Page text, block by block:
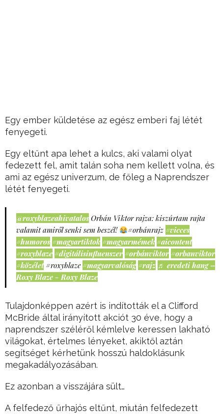
Egy ember küldetése az egész emberi faj létét
fenyegeti.
Egy eltűnt apa lehet a kulcs, aki valami olyat
fedezett fel, amit talán soha nem kellett volna, és
ami az egész univerzum, de főleg a Naprendszer
létét fenyegeti.
@roxyblazeahivatalos Orbán Viktor rajza: kiszúrtam rajta
valamit amiről senki sem beszél!
#orbánrajz #vicces
#humoros #magyartiktok #magyarmémek #aicontent
#roxyblaze #digitálisinfluenszer #orbánviktor #orbanviktor
#közélet #roxyblaze #magyarvalóság #rajz ♬ eredeti hang –
Roxy Blaze - Roxy Blaze
Tulajdonképpen azért is indították el a Clifford
McBride által irányított akciót 30 éve, hogy a
naprendszer széléről kémlelve keressen lakható
világokat, értelmes lényeket, akiktől aztán
segítséget kérhetünk hosszú haldoklásunk
megakadályozásában.
Ez azonban a visszájára sült…
A felfedező űrhajós eltűnt, miután felfedezett